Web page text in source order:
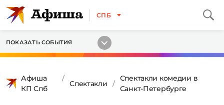
СПБ
ПОКАЗАТЬ СОБЫТИЯ
Афиша
КП Спб
Спектакли
Спектакли комедии в
Санкт-Петербурге